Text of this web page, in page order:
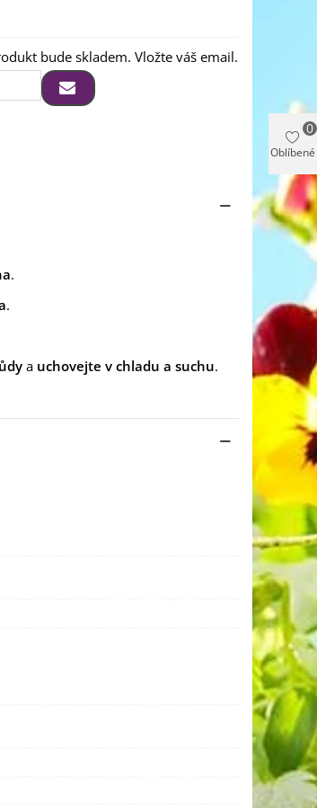
bude skladem. Vložte váš email.
.
.
a uchovejte v chladu a suchu.
Oblíbené
0